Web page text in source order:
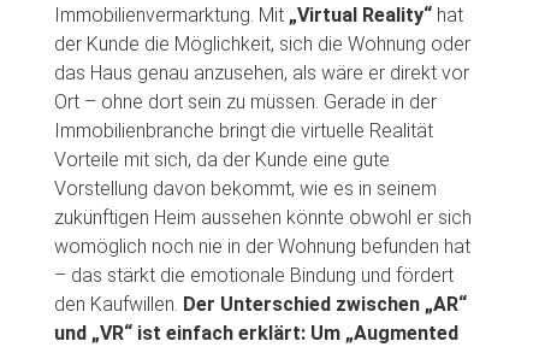
Immobilienvermarktung. Mit „Virtual Reality“hat
der Kunde die Möglichkeit, sich die Wohnung oder
das Haus genau anzusehen, als wäre er direkt vor
Ort – ohne dort sein zu müssen. Gerade in der
Immobilienbranche bringt die virtuelle Realität
Vorteile mit sich, da der Kunde eine gute
Vorstellung davon bekommt, wie es in seinem
zukünftigen Heim aussehen könnte obwohl er sich
womöglich noch nie in der Wohnung befunden hat
– das stärkt die emotionale Bindung und fördert
den Kaufwillen. Der Unterschied zwischen „AR“
und „VR“ ist einfach erklärt: Um „Augmented